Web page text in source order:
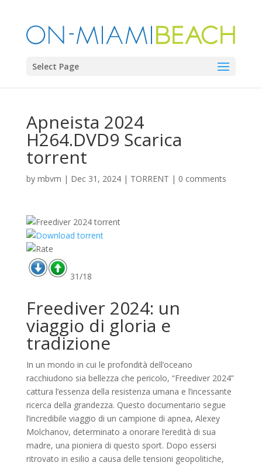
Select Page
Apneista 2024
H264.DVD9 Scarica
torrent
by mbvm | Dec 31, 2024| TORRENT | 0 comments
31/18
Freediver 2024: un
viaggio di gloria e
tradizione
In un mondo in cui le profondità dell’oceano
racchiudono sia bellezza che pericolo, “Freediver 2024”
cattura l’essenza della resistenza umana e l’incessante
ricerca della grandezza. Questo documentario segue
l’incredibile viaggio di un campione di apnea, Alexey
Molchanov, determinato a onorare l’eredità di sua
madre, una pioniera di questo sport. Dopo essersi
ritrovato in esilio a causa delle tensioni geopolitiche,